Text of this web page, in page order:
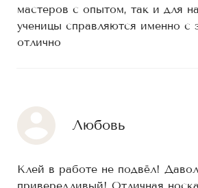
мастеров с опытом, так и для
ученицы справляются именно с
отлично
Любовь
Клей в работе не подвёл!